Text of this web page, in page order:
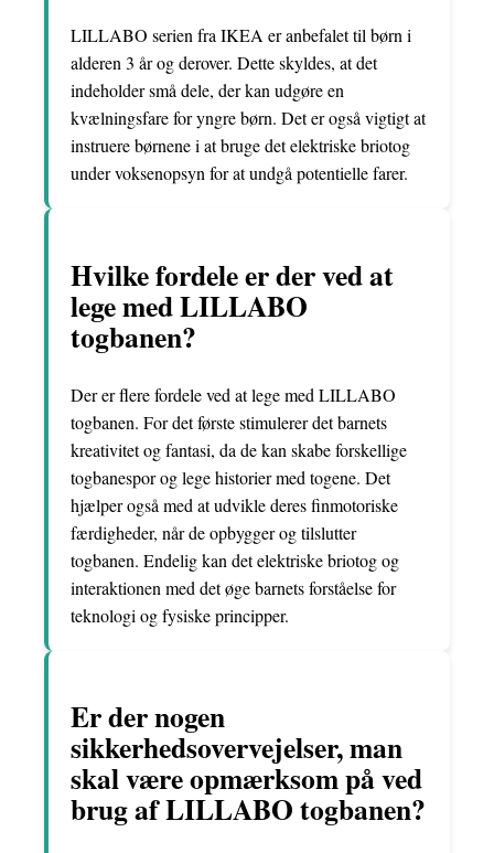
LILLABO serien fra IKEA er anbefalet til børn i
alderen 3 år og derover. Dette skyldes, at det
indeholder små dele, der kan udgøre en
kvælningsfare for yngre børn. Det er også vigtigt at
instruere børnene i at bruge det elektriske briotog
under voksenopsyn for at undgå potentielle farer.
Hvilke fordele er der ved at
lege med LILLABO
togbanen?
Der er flere fordele ved at lege med LILLABO
togbanen. For det første stimulerer det barnets
kreativitet og fantasi, da de kan skabe forskellige
togbanespor og lege historier med togene. Det
hjælper også med at udvikle deres finmotoriske
færdigheder, når de opbygger og tilslutter
togbanen. Endelig kan det elektriske briotog og
interaktionen med det øge barnets forståelse for
teknologi og fysiske principper.
Er der nogen
sikkerhedsovervejelser, man
skal være opmærksom på ved
brug af LILLABO togbanen?